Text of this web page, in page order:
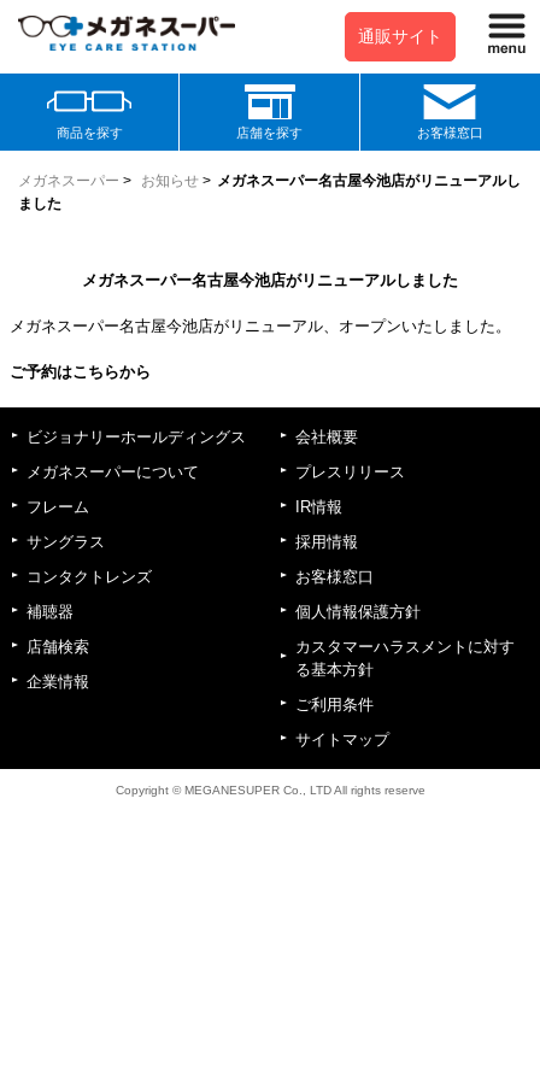
通販サイト
商品を探す 店舗を探す お客様窓口
メガネスーパー > お知らせ > メガネスーパー名古屋今池店がリニューアルし
ました
メガネスーパー名古屋今池店がリニューアルしました
メガネスーパー名古屋今池店がリニューアル、オープンいたしました。
ご予約はこちらから
ビジョナリーホールディングス
メガネスーパーについて
フレーム
サングラス
コンタクトレンズ
補聴器
店舗検索
企業情報
会社概要
プレスリリース
IR情報
採用情報
お客様窓口
個人情報保護方針
カスタマーハラスメントに対す
る基本方針
ご利用条件
サイトマップ
Copyright © MEGANESUPER Co., LTD All rights reserve